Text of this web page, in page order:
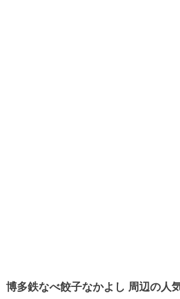
博多鉄なべ餃子なかよし 周辺の人